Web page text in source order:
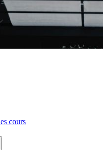
cours